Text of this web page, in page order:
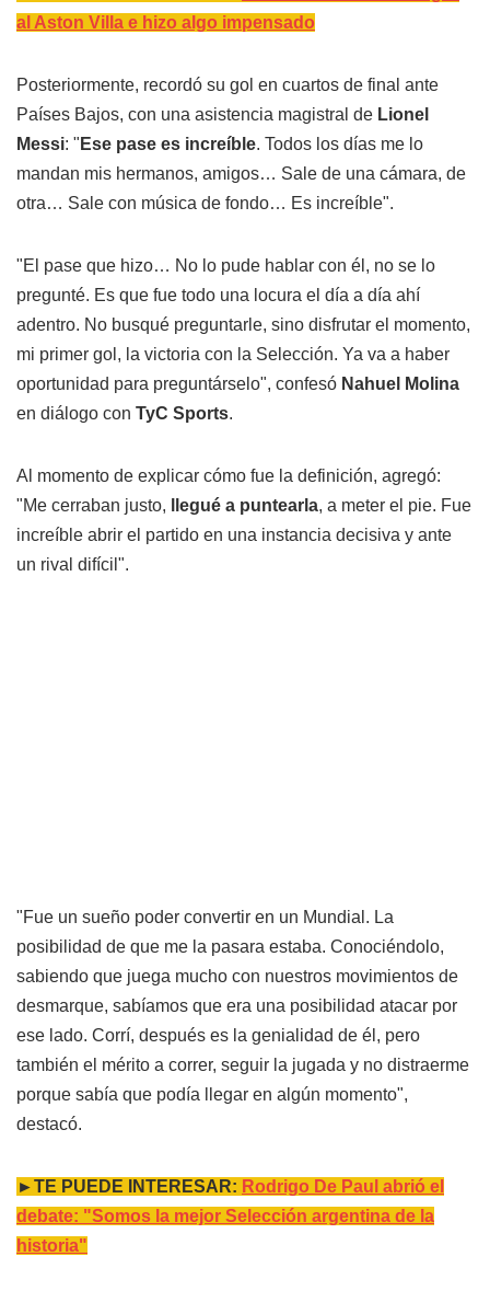
al Aston Villa e hizo algo impensado
Posteriormente, recordó su gol en cuartos de final ante
Países Bajos, con una asistencia magistral de Lionel
Messi: " Ese pase es increíble. Todos los días me lo
mandan mis hermanos, amigos… Sale de una cámara, de
otra… Sale con música de fondo… Es increíble".
"El pase que hizo… No lo pude hablar con él, no se lo
pregunté. Es que fue todo una locura el día a día ahí
adentro. No busqué preguntarle, sino disfrutar el momento,
mi primer gol, la victoria con la Selección. Ya va a haber
oportunidad para preguntárselo", confesó Nahuel Molina
en diálogo con TyC Sports.
Al momento de explicar cómo fue la definición, agregó:
"Me cerraban justo,
llegué a puntearla, a meter el pie. Fue
increíble abrir el partido en una instancia decisiva y ante
un rival difícil".
"Fue un sueño poder convertir en un Mundial. La
posibilidad de que me la pasara estaba. Conociéndolo,
sabiendo que juega mucho con nuestros movimientos de
desmarque, sabíamos que era una posibilidad atacar por
ese lado. Corrí, después es la genialidad de él, pero
también el mérito a correr, seguir la jugada y no distraerme
porque sabía que podía llegar en algún momento",
destacó.
►TE PUEDE INTERESAR: Rodrigo De Paul abrió el
debate: "Somos la mejor Selección argentina de la
historia"